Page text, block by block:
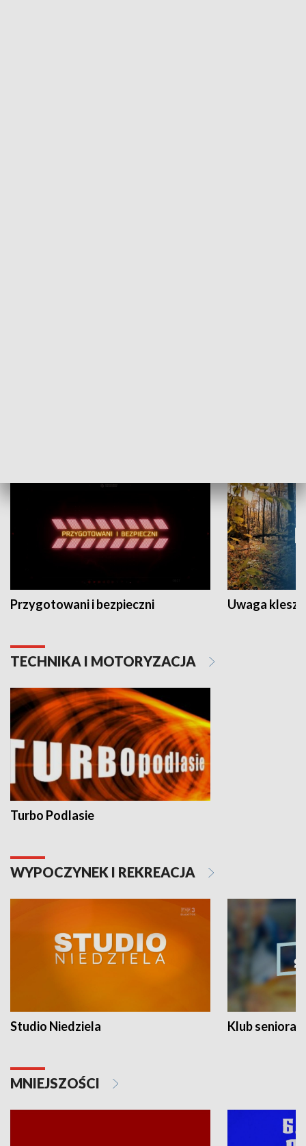
Przygotowani i bezpieczni Uwaga
TECHNIKA I MOTORYZACJA
Turbo Podlasie
WYPOCZYNEK I REKREACJA
Studio Niedziela Klub seniora
MNIEJSZOŚCI